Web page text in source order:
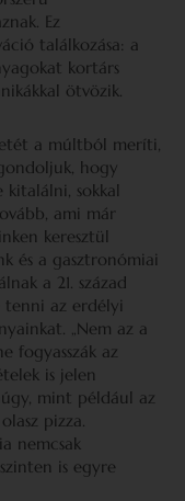
Ez
találkozása: a
kortárs
ötvözik.
a múltból meríti,
hogy
sokkal
ami már
keresztül
és a gasztronómiai
a 21. század
tenni az erdélyi
„Nem az a
fogyasszák az
is jelen
mint például az
pizza.
nemcsak
is egyre